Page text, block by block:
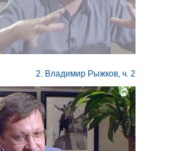
2. Владимир Рыжков, ч. 2